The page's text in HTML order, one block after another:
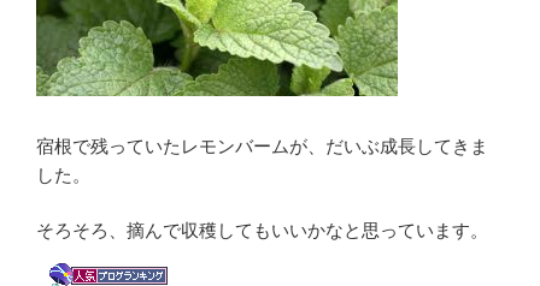
宿根で残っていたレモンバームが、だいぶ成長してきま
した。
そろそろ、摘んで収穫してもいいかなと思っています。